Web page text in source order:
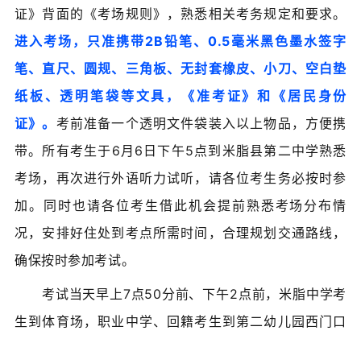
证》背面的《考场规则》，熟悉相关考务规定和要求。
进入考场， 只准携带2B铅笔、0.5毫米黑色墨水签字
笔、直尺、圆规、三角板、无封套橡皮、小刀、空白垫
纸板、透明笔袋等文具，《准考证》和《居民身份
证》。 考前准备一个透明文件袋装入以上物品，方便携
带。所有考生于6月6日下午5点到米脂县第二中学熟悉
考场，再次进行外语听力试听，请各位考生务必按时参
加。同时也请各位考生借此机会提前熟悉考场分布情
况，安排好住处到考点所需时间，合理规划交通路线，
确保按时参加考试。
考试当天早上7点50分前、下午2点前，米脂中学考
生到体育场，职业中学、回籍考生到第二幼儿园西门口